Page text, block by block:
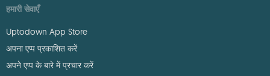
हमारी सेवाएँ
Uptodown App Store
अपना एप्प प्रकाशित करें
अपने एप्प के बारे में प्रचार करें